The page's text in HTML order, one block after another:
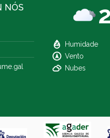
NÓS
Humidade
Vento
Nubes